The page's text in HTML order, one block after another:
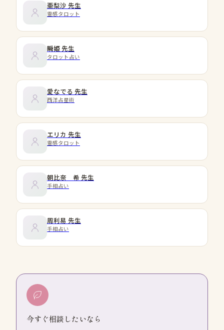
亜梨沙 先生
霊感タロット
瞬姫 先生
タロット占い
愛なでる 先生
西洋占星術
エリカ 先生
霊感タロット
朝比奈 希 先生
手相占い
周利易 先生
手相占い
今すぐ相談したいなら